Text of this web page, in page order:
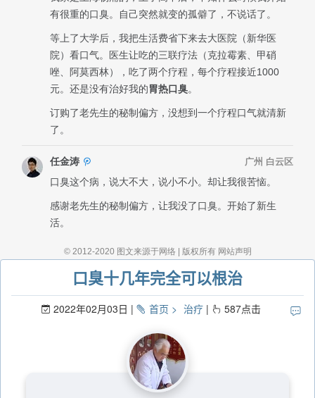
口臭十几年完全可以根治
2022年02月03日 首页 治疗 587点击